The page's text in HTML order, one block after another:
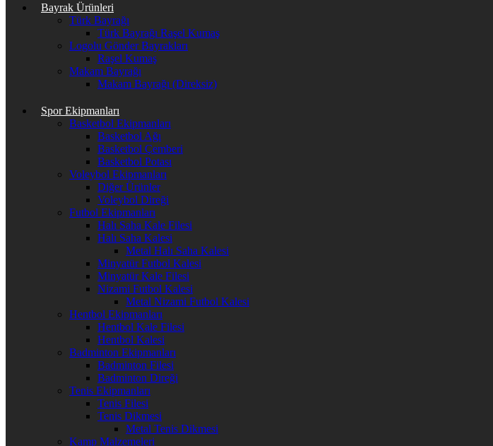
Bayrak Ürünleri
Türk Bayrağı
Türk Bayrağı Raşel Kumaş
Logolu Gönder Bayrakları
Raşel Kumaş
Makam Bayrağı
Makam Bayrağı (Direksiz)
Spor Ekipmanları
Basketbol Ekipmanları
Basketbol Ağı
Basketbol Çemberi
Basketbol Potası
Voleybol Ekipmanları
Diğer Ürünler
Voleybol Direği
Futbol Ekipmanları
Halı Saha Kale Filesi
Halı Saha Kalesi
Metal Halı Saha Kalesi
Minyatür Futbol Kalesi
Minyatür Kale Filesi
Nizami Futbol Kalesi
Metal Nizami Futbol Kalesi
Hentbol Ekipmanları
Hentbol Kale Filesi
Hentbol Kalesi
Badminton Ekipmanları
Badminton Filesi
Badminton Direği
Tenis Ekipmanları
Tenis Filesi
Tenis Dikmesi
Metal Tenis Dikmesi
Kamp Malzemeleri